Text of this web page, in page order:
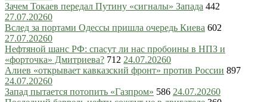
Зачем Токаев передал Путину «сигналы» Запада 442
27.07.20260
Вслед за портами Одессы пришла очередь Киева 602
27.07.20260
Нефтяной шанс РФ: спасут ли нас пробоины в НПЗ и
«форточка» Дмитриева? 712 24.07.20260
Алиев «открывает кавказский фронт» против России 897
24.07.20260
Запад пытается потопить «Газпром» 586 24.07.20260